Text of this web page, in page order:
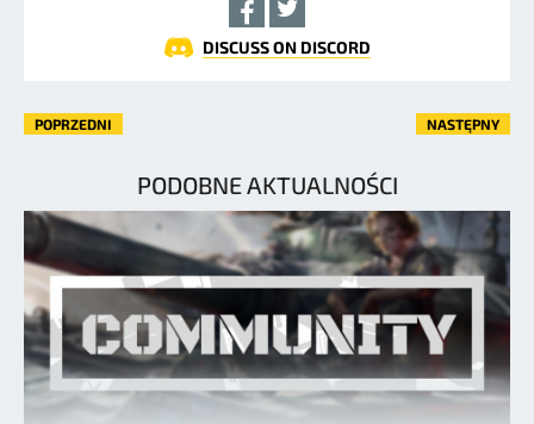
DISCUSS ON DISCORD
POPRZEDNI NASTĘPNY
PODOBNE AKTUALNOŚCI